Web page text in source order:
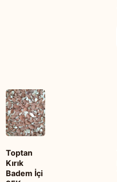
Toptan
Kırık
Badem İçi